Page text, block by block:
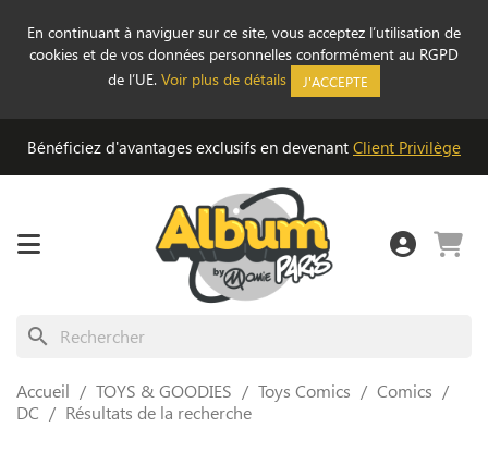
En continuant à naviguer sur ce site, vous acceptez l’utilisation de
cookies et de vos données personnelles conformément au RGPD
de l’UE. Voir plus de détails J'ACCEPTE
Bénéficiez d'avantages exclusifs en devenant Client Privilège
search
Accueil TOYS & GOODIES Toys Comics
Comics
DC
Résultats de la recherche